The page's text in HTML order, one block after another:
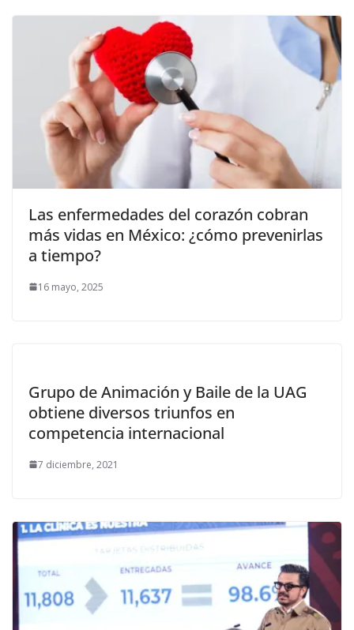
Las enfermedades del corazón cobran
más vidas en México: ¿cómo prevenirlas
a tiempo?
16 mayo, 2025
Grupo de Animación y Baile de la UAG
obtiene diversos triunfos en
competencia internacional
7 diciembre, 2021